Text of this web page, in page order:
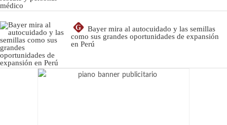
G
Bayer mira al autocuidado y las semillas
como sus grandes oportunidades de expansión
en Perú